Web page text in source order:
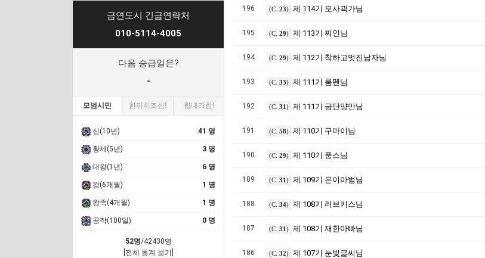
금연도시 긴급연락처
010-5114-4005
다음 승급일은?
-
모범시민 한까치조심! 힘내라힘!
신(10년) 41 명
황제(5년) 3 명
대왕(1년) 6 명
왕(6개월) 1 명
왕족(4개월) 1 명
공작(100일) 0 명
52명/42430명
[전체 통계 보기]
196 (C. 23) 제 114기 모사곽가님
195 (C. 29) 제 113기 찌인님
194 (C. 29) 제 112기 착하고멋진남자님
193 (C. 33) 제 111기 룸펜님
192 (C. 31) 제 111기 금단양만님
191 (C. 58) 제 110기 구마이님
190 (C. 29) 제 110기 풍스님
189 (C. 31) 제 109기 은이아범님
188 (C. 34) 제 108기 러브키스님
187 (C. 31) 제 108기 재한아빠님
186 (C. 32) 제 107기 눈빛글씨님